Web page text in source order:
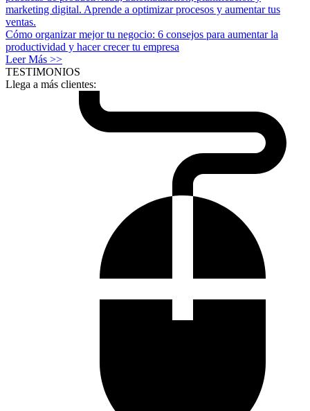
Cómo organizar mejor tu negocio: 6 consejos para aumentar la
productividad y hacer crecer tu empresa
Leer Más >>
TESTIMONIOS
Llega a más clientes: